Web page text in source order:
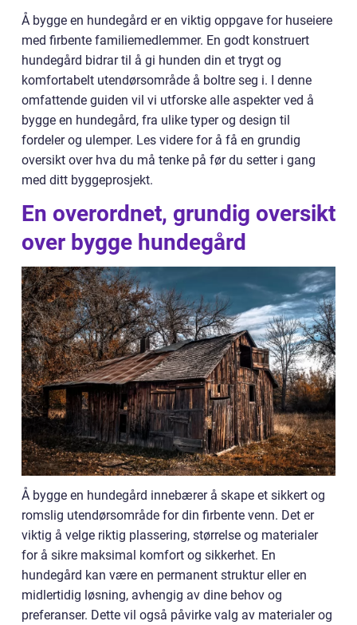
Å bygge en hundegård er en viktig oppgave for huseiere
med firbente familiemedlemmer. En godt konstruert
hundegård bidrar til å gi hunden din et trygt og
komfortabelt utendørsområde å boltre seg i. I denne
omfattende guiden vil vi utforske alle aspekter ved å
bygge en hundegård, fra ulike typer og design til
fordeler og ulemper. Les videre for å få en grundig
oversikt over hva du må tenke på før du setter i gang
med ditt byggeprosjekt.
En overordnet, grundig oversikt
over bygge hundegård
Å bygge en hundegård innebærer å skape et sikkert og
romslig utendørsområde for din firbente venn. Det er
viktig å velge riktig plassering, størrelse og materialer
for å sikre maksimal komfort og sikkerhet. En
hundegård kan være en permanent struktur eller en
midlertidig løsning, avhengig av dine behov og
preferanser. Dette vil også påvirke valg av materialer og